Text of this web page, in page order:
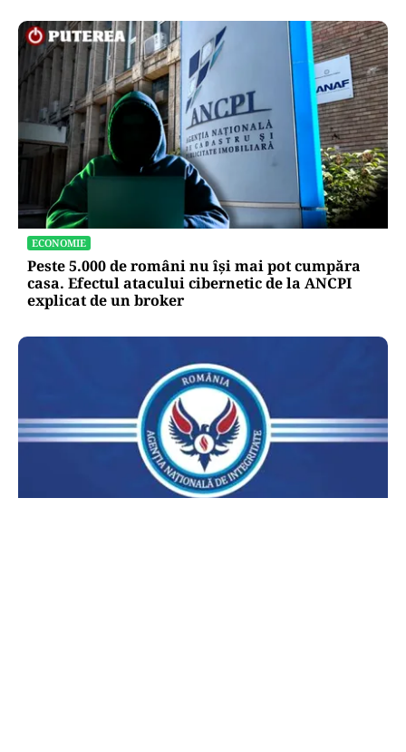
ECONOMIE
Peste 5.000 de români nu își mai pot cumpăra
casa. Efectul atacului cibernetic de la ANCPI
explicat de un broker